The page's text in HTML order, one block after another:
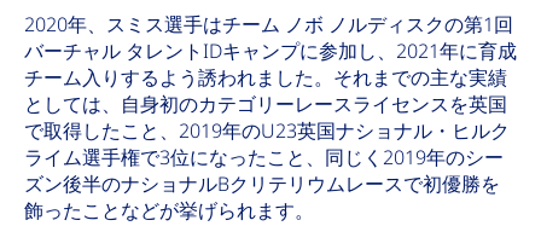
2020年、スミス選手はチーム ノボ ノルディスクの第1回
バーチャル タレントIDキャンプに参加し、2021年に育成
チーム入りするよう誘われました。それまでの主な実績
としては、自身初のカテゴリーレースライセンスを英国
で取得したこと、2019年のU23英国ナショナル・ヒルク
ライム選手権で3位になったこと、同じく2019年のシー
ズン後半のナショナルBクリテリウムレースで初優勝を
飾ったことなどが挙げられます。